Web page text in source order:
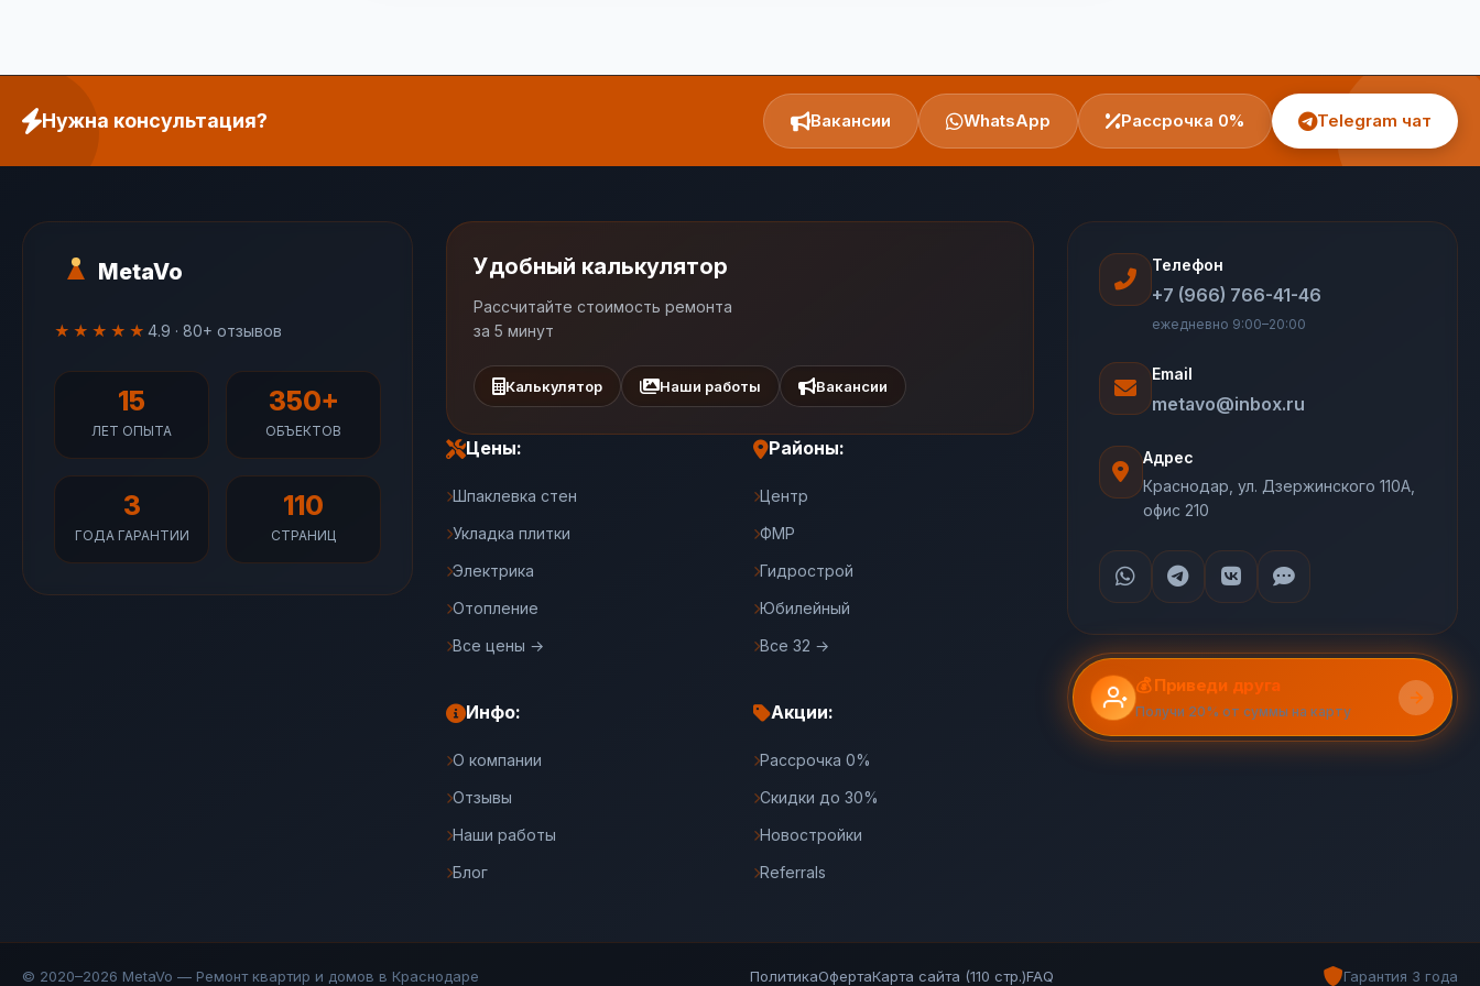
Нужна консультация? Вакансии WhatsApp Рассрочка 0% Telegram чат
MetaVo
★★★★★ 4.9 · 80+ отзывов
15
ЛЕТ ОПЫТА
350+
ОБЪЕКТОВ
3
ГОДА ГАРАНТИИ
110
СТРАНИЦ
Удобный калькулятор
Рассчитайте стоимость ремонта
за 5 минут
Калькулятор Наши работы Вакансии
Цены:
Шпаклевка стен
Укладка плитки
Электрика
Отопление
Все цены →
Районы:
Центр
ФМР
Гидрострой
Юбилейный
Все 32 →
Инфо:
О компании
Отзывы
Наши работы
Блог
Акции:
Рассрочка 0%
Скидки до 30%
Новостройки
Referrals
Телефон
+7 (966) 766-41-46
ежедневно 9:00–20:00
Email
metavo@inbox.ru
Адрес
Краснодар, ул. Дзержинского 110А,
офис 210
💰 Приведи друга
Получи 20% от суммы на карту
© 2020–2026 MetaVo — Ремонт квартир и домов в Краснодаре ПолитикаОфертаКарта сайта (110 стр.)FAQ Гарантия 3 года